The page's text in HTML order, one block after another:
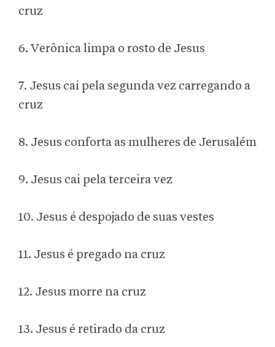
cruz
6. Verônica limpa o rosto de Jesus
7. Jesus cai pela segunda vez carregando a
cruz
8. Jesus conforta as mulheres de Jerusalém
9. Jesus cai pela terceira vez
10. Jesus é despojado de suas vestes
11. Jesus é pregado na cruz
12. Jesus morre na cruz
13. Jesus é retirado da cruz